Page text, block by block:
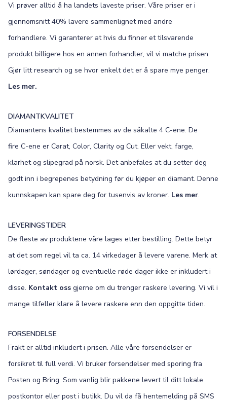
Vi prøver alltid å ha landets laveste priser. Våre priser er i
gjennomsnitt 40% lavere sammenlignet med andre
forhandlere. Vi garanterer at hvis du finner et tilsvarende
produkt billigere hos en annen forhandler, vil vi matche prisen.
Gjør litt research og se hvor enkelt det er å spare mye penger.
Les mer.
DIAMANTKVALITET
Diamantens kvalitet bestemmes av de såkalte 4 C-ene. De
fire C-ene er Carat, Color, Clarity og Cut. Eller vekt, farge,
klarhet og slipegrad på norsk. Det anbefales at du setter deg
godt inn i begrepenes betydning før du kjøper en diamant. Denne
kunnskapen kan spare deg for tusenvis av kroner. Les mer.
LEVERINGSTIDER
De fleste av produktene våre lages etter bestilling. Dette betyr
at det som regel vil ta ca. 14 virkedager å levere varene. Merk at
lørdager, søndager og eventuelle røde dager ikke er inkludert i
disse. Kontakt oss gjerne om du trenger raskere levering. Vi vil i
mange tilfeller klare å levere raskere enn den oppgitte tiden.
FORSENDELSE
Frakt er alltid inkludert i prisen. Alle våre forsendelser er
forsikret til full verdi. Vi bruker forsendelser med sporing fra
Posten og Bring. Som vanlig blir pakkene levert til ditt lokale
postkontor eller post i butikk. Du vil da få hentemelding på SMS